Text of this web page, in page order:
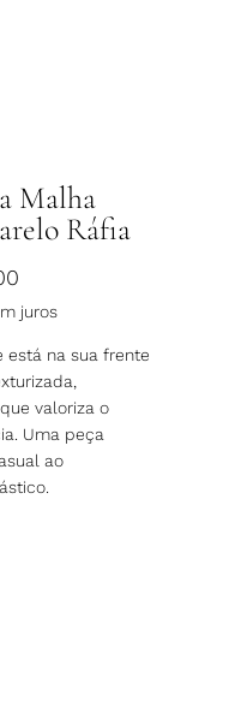
Malha
Ráfia
juros
está na sua frente
valoriza o
Uma peça
ao